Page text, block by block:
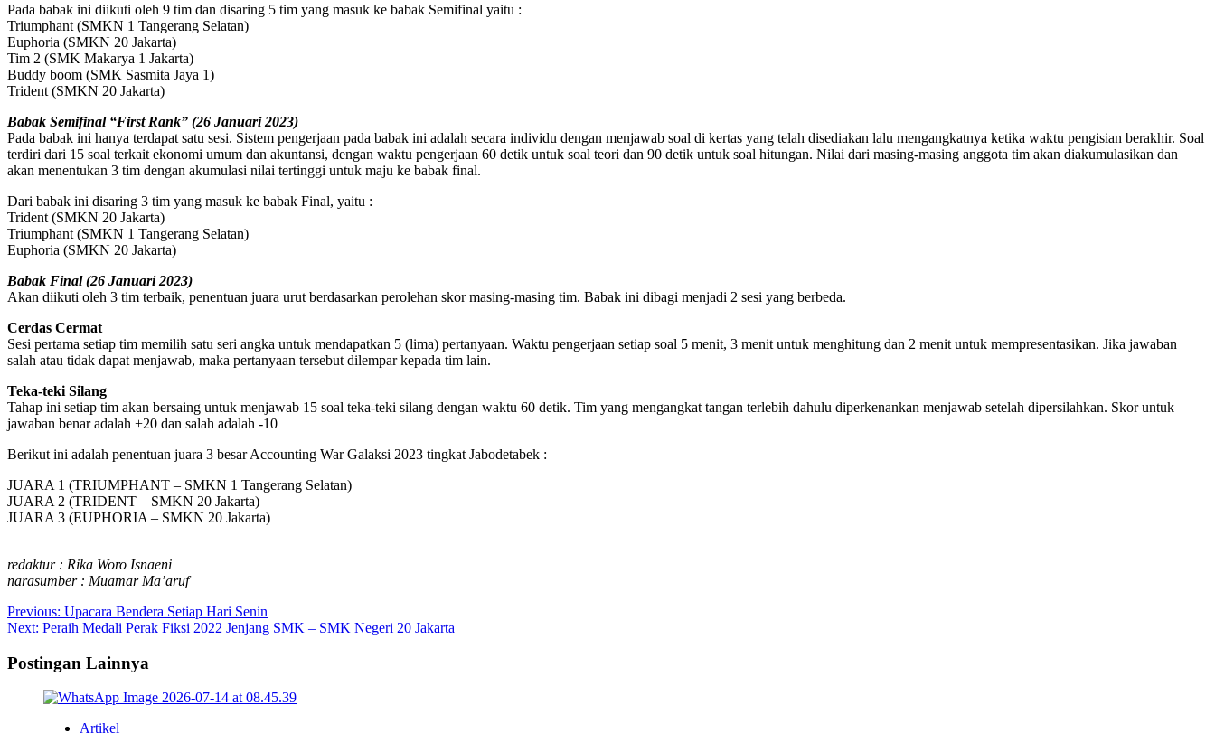
Pada babak ini diikuti oleh 9 tim dan disaring 5 tim yang masuk ke babak Semifinal yaitu :
Triumphant (SMKN 1 Tangerang Selatan)
Euphoria (SMKN 20 Jakarta)
Tim 2 (SMK Makarya 1 Jakarta)
Buddy boom (SMK Sasmita Jaya 1)
Trident (SMKN 20 Jakarta)
Babak Semifinal “First Rank” (26 Januari 2023)
Pada babak ini hanya terdapat satu sesi. Sistem pengerjaan pada babak ini adalah secara individu dengan menjawab soal di kertas yang telah disediakan lalu mengangkatnya ketika waktu pengisian berakhir. Soal
terdiri dari 15 soal terkait ekonomi umum dan akuntansi, dengan waktu pengerjaan 60 detik untuk soal teori dan 90 detik untuk soal hitungan. Nilai dari masing-masing anggota tim akan diakumulasikan dan
akan menentukan 3 tim dengan akumulasi nilai tertinggi untuk maju ke babak final.
Dari babak ini disaring 3 tim yang masuk ke babak Final, yaitu :
Trident (SMKN 20 Jakarta)
Triumphant (SMKN 1 Tangerang Selatan)
Euphoria (SMKN 20 Jakarta)
Babak Final (26 Januari 2023)
Akan diikuti oleh 3 tim terbaik, penentuan juara urut berdasarkan perolehan skor masing-masing tim. Babak ini dibagi menjadi 2 sesi yang berbeda.
Cerdas Cermat
Sesi pertama setiap tim memilih satu seri angka untuk mendapatkan 5 (lima) pertanyaan. Waktu pengerjaan setiap soal 5 menit, 3 menit untuk menghitung dan 2 menit untuk mempresentasikan. Jika jawaban
salah atau tidak dapat menjawab, maka pertanyaan tersebut dilempar kepada tim lain.
Teka-teki Silang
Tahap ini setiap tim akan bersaing untuk menjawab 15 soal teka-teki silang dengan waktu 60 detik. Tim yang mengangkat tangan terlebih dahulu diperkenankan menjawab setelah dipersilahkan. Skor untuk
jawaban benar adalah +20 dan salah adalah -10
Berikut ini adalah penentuan juara 3 besar Accounting War Galaksi 2023 tingkat Jabodetabek :
JUARA 1 (TRIUMPHANT – SMKN 1 Tangerang Selatan)
JUARA 2 (TRIDENT – SMKN 20 Jakarta)
JUARA 3 (EUPHORIA – SMKN 20 Jakarta)
redaktur : Rika Woro Isnaeni
narasumber : Muamar Ma’aruf
Post
navigation
Previous: Upacara Bendera Setiap Hari Senin
Next: Peraih Medali Perak Fiksi 2022 Jenjang SMK – SMK Negeri 20 Jakarta
Postingan Lainnya
Artikel